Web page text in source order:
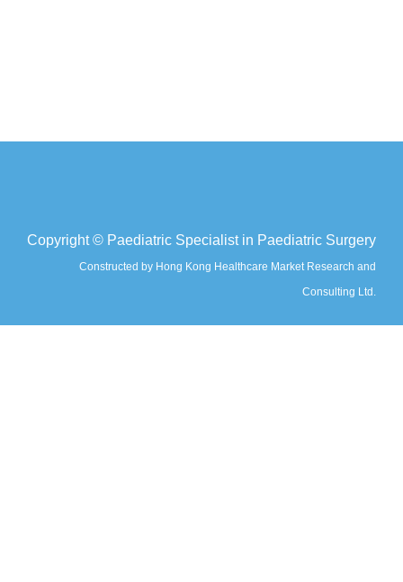
Copyright © Paediatric Specialist in Paediatric Surgery
Constructed by Hong Kong Healthcare Market Research and
Consulting Ltd.